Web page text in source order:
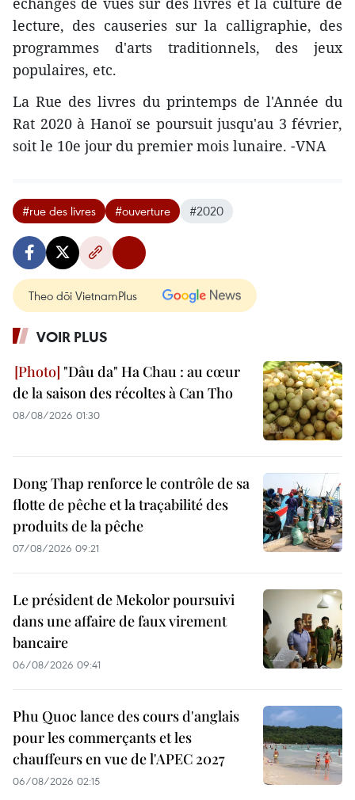
lecture, des causeries sur la calligraphie, des
programmes d'arts traditionnels, des jeux
populaires, etc.
La Rue des livres du printemps de l'Année du
Rat 2020 à Hanoï se poursuit jusqu'au 3 février,
soit le 10e jour du premier mois lunaire. -VNA
#rue des livres #ouverture #2020
Theo dõi VietnamPlus
VOIR PLUS
"Dâu da" Ha Chau : au cœur
de la saison des récoltes à Can Tho
08/08/2026 01:30
Dong Thap renforce le contrôle de sa
flotte de pêche et la traçabilité des
produits de la pêche
07/08/2026 09:21
Le président de Mekolor poursuivi
dans une affaire de faux virement
bancaire
06/08/2026 09:41
Phu Quoc lance des cours d'anglais
pour les commerçants et les
chauffeurs en vue de l'APEC 2027
06/08/2026 02:15